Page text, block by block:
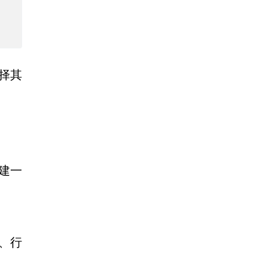
其
一
行